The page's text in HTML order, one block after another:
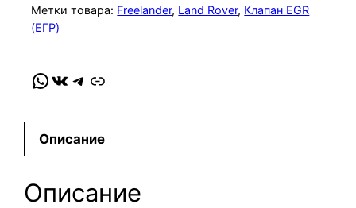
с
т
о
т
а
Метки товара: Freelander, Land Rover, Клапан EGR
(ЕГР)
WhatsApp VK Telegram Link
Описание
Описание